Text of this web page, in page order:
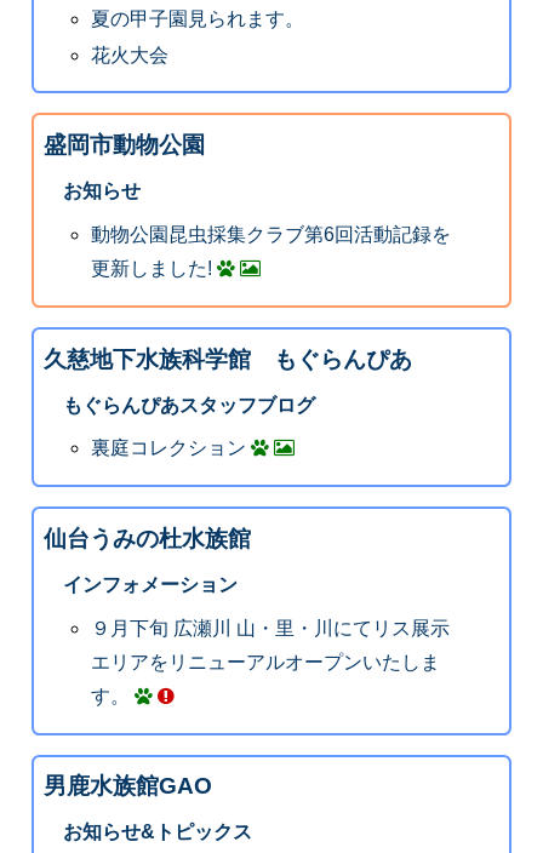
夏の甲子園見られます。
花火大会
盛岡市動物公園
お知らせ
動物公園昆虫採集クラブ第6回活動記録を
更新しました!
久慈地下水族科学館 もぐらんぴあ
もぐらんぴあスタッフブログ
裏庭コレクション
仙台うみの杜水族館
インフォメーション
９月下旬 広瀬川 山・里・川にてリス展示
エリアをリニューアルオープンいたしま
す。
男鹿水族館GAO
お知らせ&トピックス